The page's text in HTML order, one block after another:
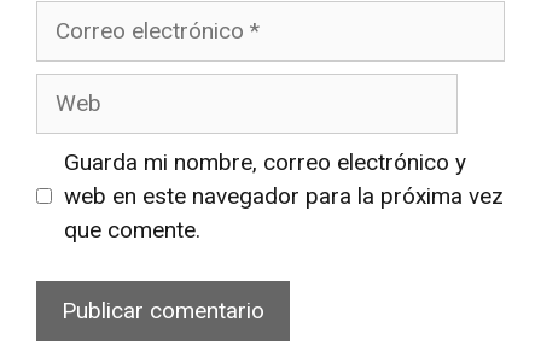
Correo
Web
Guarda mi nombre, correo electrónico y
web en este navegador para la próxima vez
que comente.